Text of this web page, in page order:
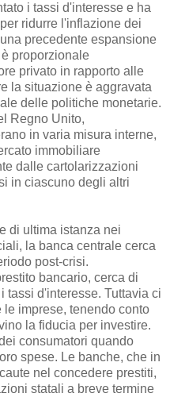
i tassi d'interesse e ha
ridurre l'inflazione dei
precedente espansione
proporzionale
privato in rapporto alle
la situazione è aggravata
delle politiche monetarie.
Regno Unito,
in varia misura interne,
immobiliare
dalle cartolarizzazioni
in ciascuno degli altri
di ultima istanza nei
la banca centrale cerca
post-crisi.
bancario, cerca di
tassi d'interesse. Tuttavia ci
imprese, tenendo conto
la fiducia per investire.
consumatori quando
spese. Le banche, che in
nel concedere prestiti,
statali a breve termine